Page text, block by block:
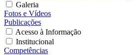
Galeria
Fotos e Vídeos
Publicações
Acesso à Informação
Institucional
Competências